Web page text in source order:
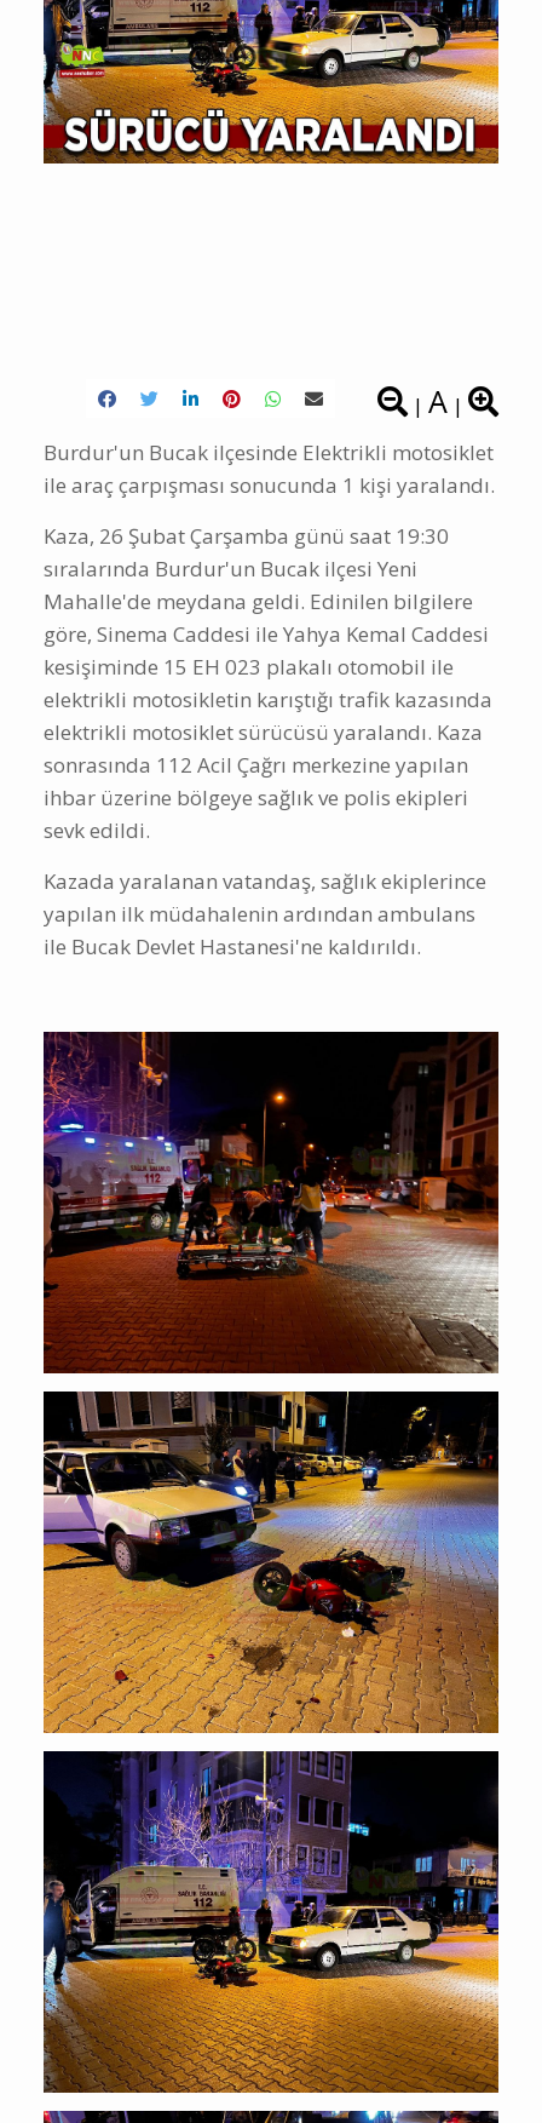
| A |
Burdur'un Bucak ilçesinde Elektrikli motosiklet
ile araç çarpışması sonucunda 1 kişi yaralandı.
Kaza, 26 Şubat Çarşamba günü saat 19:30
sıralarında Burdur'un Bucak ilçesi Yeni
Mahalle'de meydana geldi. Edinilen bilgilere
göre, Sinema Caddesi ile Yahya Kemal Caddesi
kesişiminde 15 EH 023 plakalı otomobil ile
elektrikli motosikletin karıştığı trafik kazasında
elektrikli motosiklet sürücüsü yaralandı. Kaza
sonrasında 112 Acil Çağrı merkezine yapılan
ihbar üzerine bölgeye sağlık ve polis ekipleri
sevk edildi.
Kazada yaralanan vatandaş, sağlık ekiplerince
yapılan ilk müdahalenin ardından ambulans
ile Bucak Devlet Hastanesi'ne kaldırıldı.